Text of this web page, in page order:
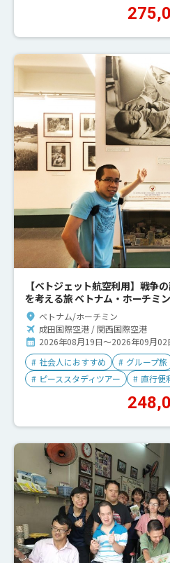
【ベトジェット航空利用】戦争
を考える旅 ベトナム・ホーチミ
ベトナム/ホーチミン
成田国際空港 / 関西国際空港
2026年08月19日～2026年09月02
# 社会人におすすめ # グループ旅
# ピーススタディツアー # 直行便